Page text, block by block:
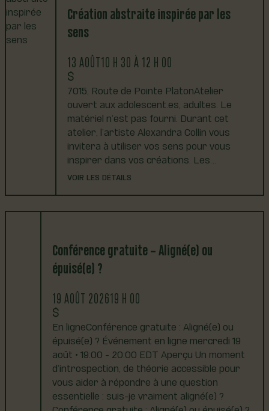
Création abstraite inspirée par les
sens
13 AOÛT10 H 30 À 12 H 00
7015, Route de Pointe PlatonAtelier
ouvert aux adolescent.es, adultes. Le
matériel n’est pas fourni. Durant cet
atelier, l’artiste Alexandra Collin vous
invitera à utiliser vos sens pour vous
inspirer dans vos créations. Les…
VOIR LES DÉTAILS
Conférence gratuite – Aligné(e) ou
épuisé(e) ?
19 AOÛT 202619 H 00
En ligneConférence gratuite : Aligné(e) ou
épuisé(e) ? Événement en ligne mercredi 19
août • 19:00 - 20:00 EDT Aperçu Un moment
d’introspection, de théorie accessible pour
vous aider à répondre à une question
essentielle : suis-je vraiment aligné(e) ?